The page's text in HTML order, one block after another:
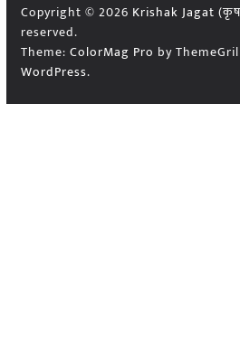
Copyright © 2026 Krishak Jagat
reserved.
Theme: ColorMag Pro by
WordPress.